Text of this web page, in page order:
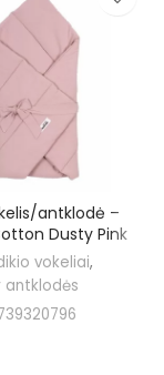
antklodė –
Dusty Pink
vokeliai,
antklodės